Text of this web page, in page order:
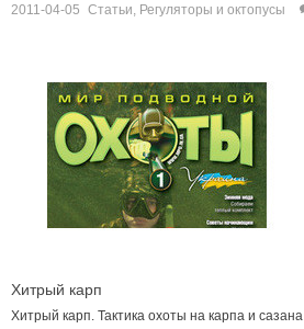
2011-04-05 Статьи, Регуляторы и октопусы
Хитрый карп
Хитрый карп. Тактика охоты на карпа и сазана